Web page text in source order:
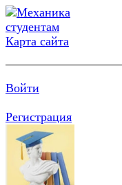
Карта сайта
Войти
Регистрация